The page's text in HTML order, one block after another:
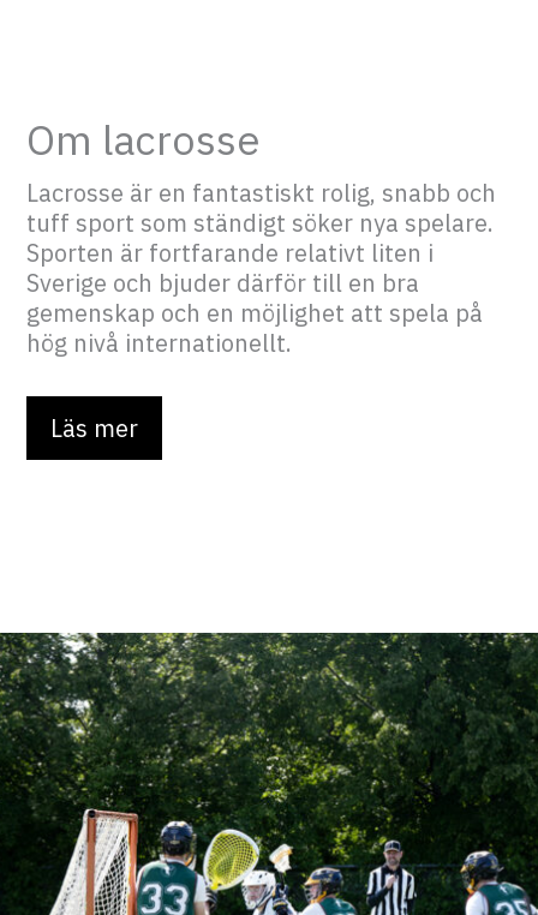
Om lacrosse
Lacrosse är en fantastiskt rolig, snabb och
tuff sport som ständigt söker nya spelare.
Sporten är fortfarande relativt liten i
Sverige och bjuder därför till en bra
gemenskap och en möjlighet att spela på
hög nivå internationellt.
Läs mer